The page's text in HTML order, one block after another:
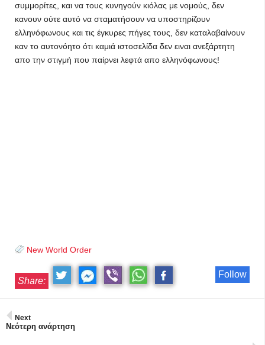
συμμορίτες, και να τους κυνηγούν κιόλας με νομούς, δεν
κανουν ούτε αυτό να σταματήσουν να υποστηρίζουν
ελληνόφωνους και τις έγκυρες πήγες τους, δεν καταλαβαίνουν
καν το αυτονόητο ότι καμιά ιστοσελίδα δεν ειναι ανεξάρτητη
απο την στιγμή που παίρνει λεφτά απο ελληνόφωνους!
New World Order
Follow
Share:
Next
Νεότερη ανάρτηση